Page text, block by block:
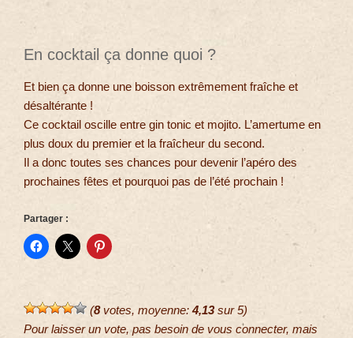
En cocktail ça donne quoi ?
Et bien ça donne une boisson extrêmement fraîche et
désaltérante !
Ce cocktail oscille entre gin tonic et mojito. L’amertume en
plus doux du premier et la fraîcheur du second.
Il a donc toutes ses chances pour devenir l’apéro des
prochaines fêtes et pourquoi pas de l’été prochain !
Partager :
(8votes, moyenne:4,13sur 5)
Pour laisser un vote, pas besoin de vous connecter, mais